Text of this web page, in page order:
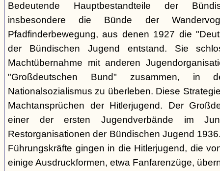
Bedeutende Hauptbestandteile der
insbesondere die Bünde der
Pfadfinderbewegung, aus denen 1927 die
der Bündischen Jugend entstand. Sie
Machtübernahme mit anderen
"Großdeutschen Bund" zusammen,
Nationalsozialismus zu überleben. Diese
Machtansprüchen der Hitlerjugend. Der
einer der ersten Jugendverbände im
Restorganisationen der Bündischen Jugend
Führungskräfte gingen in die Hitlerjugend, die
einige Ausdruckformen, etwa Fanfarenzüge,